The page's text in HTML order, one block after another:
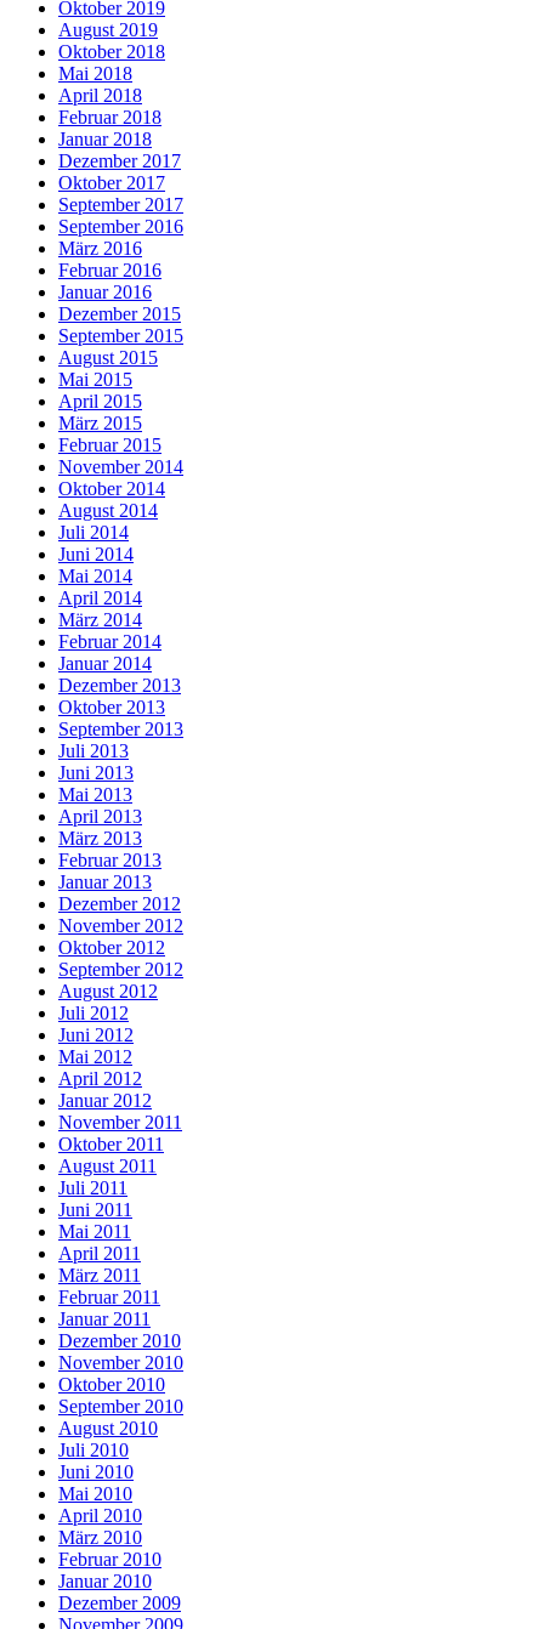
Oktober 2019
August 2019
Oktober 2018
Mai 2018
April 2018
Februar 2018
Januar 2018
Dezember 2017
Oktober 2017
September 2017
September 2016
März 2016
Februar 2016
Januar 2016
Dezember 2015
September 2015
August 2015
Mai 2015
April 2015
März 2015
Februar 2015
November 2014
Oktober 2014
August 2014
Juli 2014
Juni 2014
Mai 2014
April 2014
März 2014
Februar 2014
Januar 2014
Dezember 2013
Oktober 2013
September 2013
Juli 2013
Juni 2013
Mai 2013
April 2013
März 2013
Februar 2013
Januar 2013
Dezember 2012
November 2012
Oktober 2012
September 2012
August 2012
Juli 2012
Juni 2012
Mai 2012
April 2012
Januar 2012
November 2011
Oktober 2011
August 2011
Juli 2011
Juni 2011
Mai 2011
April 2011
März 2011
Februar 2011
Januar 2011
Dezember 2010
November 2010
Oktober 2010
September 2010
August 2010
Juli 2010
Juni 2010
Mai 2010
April 2010
März 2010
Februar 2010
Januar 2010
Dezember 2009
November 2009